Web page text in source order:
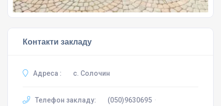
Контакти закладу
Адреса : с. Солочин
Телефон закладу: (050)9630695 ·